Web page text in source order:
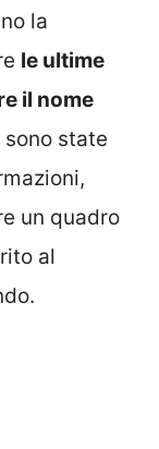
la
le ultime
il nome
state
un quadro
al